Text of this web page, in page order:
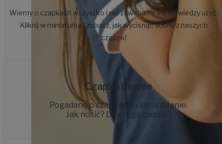
Wiemy o czapkach wszystko i nie zawahamy się tej wiedzy użyć.
Kliknij w miniaturkę i zobacz, jak wycisnąć 100% z naszych
czapek!
Czapka beanie
Pogadane o czapkach – seria beanie.
Jak nosić? Do czego pasuje?